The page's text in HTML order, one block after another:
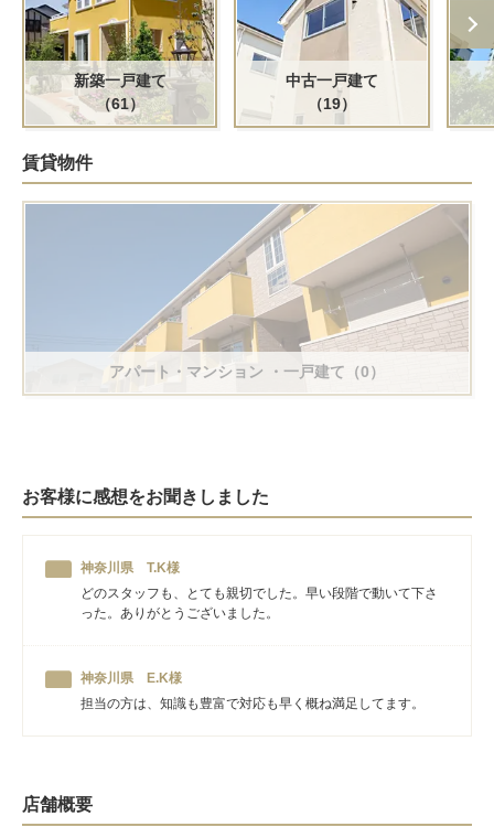
新築一戸建て
（61）
中古一戸建て
（19）
賃貸物件
アパート・マンション ・一戸建て（0）
お客様に感想をお聞きしました
神奈川県 T.K様
どのスタッフも、とても親切でした。早い段階で動いて下さ
った。ありがとうございました。
神奈川県 E.K様
担当の方は、知識も豊富で対応も早く概ね満足してます。
店舗概要